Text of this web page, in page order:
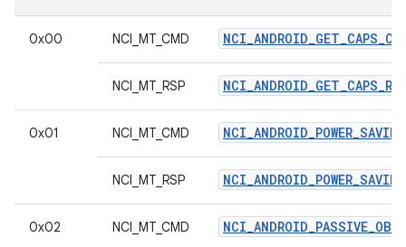
0x00 NCI_MT_CMD
NCI_MT_RSP
0x01 NCI_MT_CMD
NCI_MT_RSP
0x02 NCI_MT_CMD